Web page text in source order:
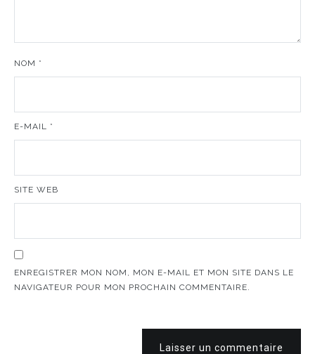
NOM *
E-MAIL *
SITE WEB
ENREGISTRER MON NOM, MON E-MAIL ET MON SITE DANS LE
NAVIGATEUR POUR MON PROCHAIN COMMENTAIRE.
Laisser un commentaire